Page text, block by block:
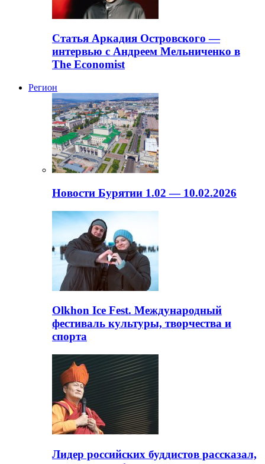
Статья Аркадия Островского —
интервью с Андреем Мельниченко в
The Economist
Регион
Новости Бурятии 1.02 — 10.02.2026
Olkhon Ice Fest. Международный
фестиваль культуры, творчества и
спорта
Лидер российских буддистов рассказал,